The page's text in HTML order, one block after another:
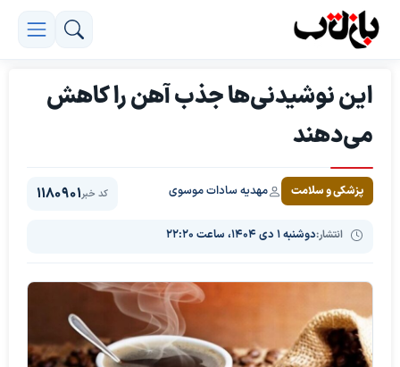
این نوشیدنی‌ها جذب آهن را کاهش
می‌دهند
پزشکی و سلامت مهدیه سادات موسوی
انتشار:دوشنبه ۱ دی ۱۴۰۴، ساعت ۲۲:۲۰
کد خبر1180901